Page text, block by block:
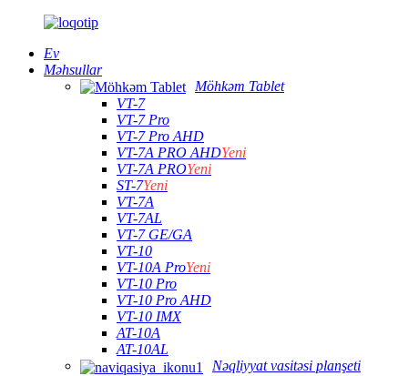
Ev
Məhsullar
Möhkəm Tablet
VT-7
VT-7 Pro
VT-7 Pro AHD
VT-7A PRO AHDYeni
VT-7A PROYeni
ST-7Yeni
VT-7A
VT-7AL
VT-7 GE/GA
VT-10
VT-10A ProYeni
VT-10 Pro
VT-10 Pro AHD
VT-10 IMX
AT-10A
AT-10AL
Nəqliyyat vasitəsi planşeti